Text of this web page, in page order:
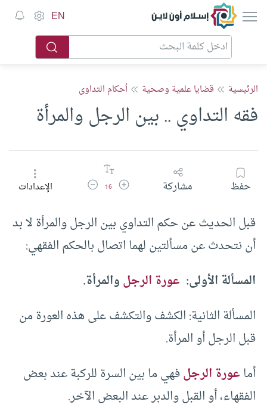
إسلام أون لاين EN
الرئيسية قضايا علمية وصحية أحكام التداوى
فقه التداوي .. بين الرجل والمرأة
حفظ مشاركة زيادة حجم الخط
16 تقليل حجم الخطالإعدادات
قبل الحديث عن حكم التداوي بين الرجل والمرأة لا بد
أن نتحدث عن مسألتين لهما اتصال بالحكم الفقهي:
المسألة الأولى: عورة الرجلوالمرأة.
المسألة الثانية: الكشف والتكشف على هذه العورة من
قبل الرجل أو المرأة.
أماعورة الرجلفهي ما بين السرة للركبة عند بعض
الفقهاء، أو القبل والدبر عند البعض الآخر.